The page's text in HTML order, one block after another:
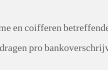
en coifferen
pro